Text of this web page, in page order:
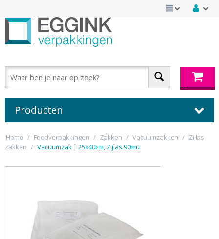
Producten
Home / Foodverpakkingen / Zakken / Vacuumzakken / Zijlas
zakken / Vacuumzak | 25x40cm, Zijlas 90mu